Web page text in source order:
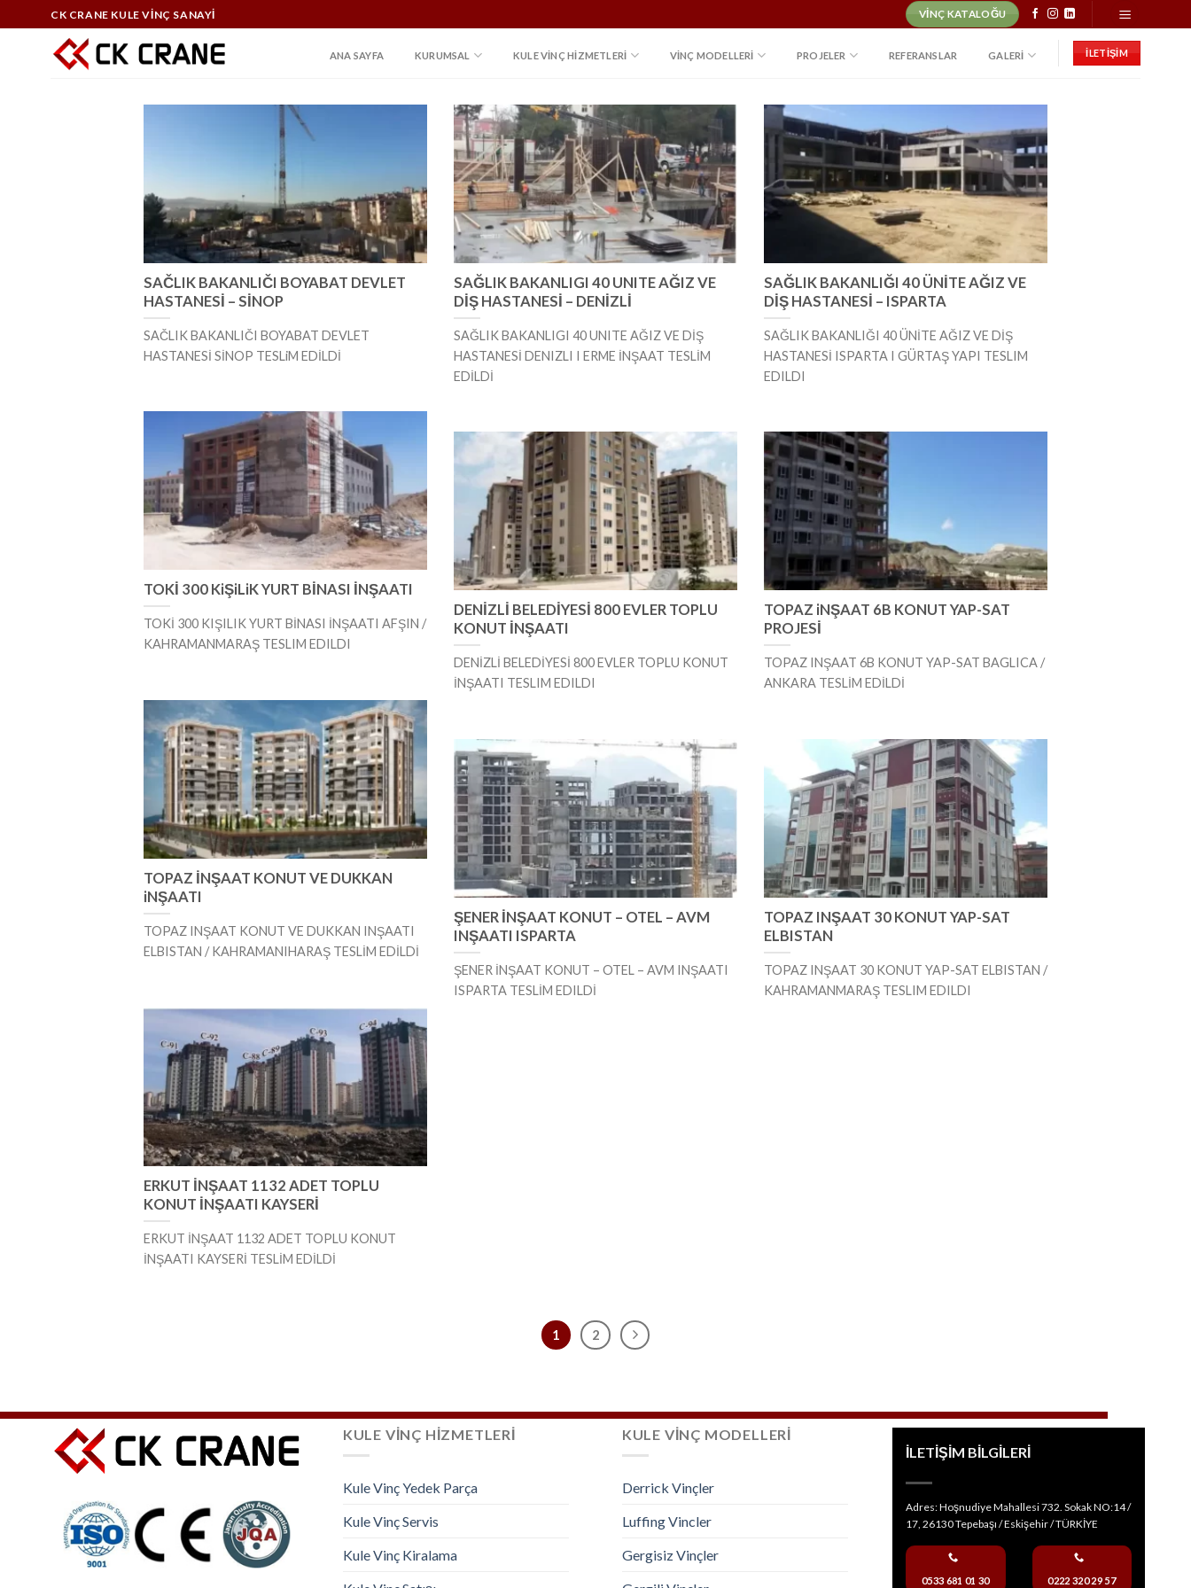
to
CK CRANE KULE VİNÇ SANAYİ VINÇ KATALOĞU
ANA SAYFA KURUMSAL KULE VINÇ HIZMETLERI VİNÇ MODELLERİ PROJELER REFERANSLAR GALERI İLETİŞİM
SAČLIK BAKANLIČI BOYABAT DEVLET
HASTANESİ – SİNOP
SAČLIK BAKANLIČI BOYABAT DEVLET
HASTANESİ SİNOP TESLiM EDİLDİ
SAĞLIK BAKANLIGI 40 UNITE AĞIZ VE
DİŞ HASTANESİ – DENİZLİ
SAĞLIK BAKANLIGI 40 UNITE AĞIZ VE DİŞ
HASTANESİ DENIZLI I ERME İNŞAAT TESLİM
EDİLDİ
SAĞLIK BAKANLIĞI 40 ÜNİTE AĞIZ VE
DİŞ HASTANESİ – ISPARTA
SAĞLIK BAKANLIĞI 40 ÜNİTE AĞIZ VE DİŞ
HASTANESİ ISPARTA I GÜRTAŞ YAPI TESLIM
EDILDI
TOKİ 300 KiŞiLiK YURT BİNASI İNŞAATI
TOKİ 300 KIŞILIK YURT BİNASI İNŞAATI AFŞIN /
KAHRAMANMARAŞ TESLIM EDILDI
DENİZLİ BELEDİYESİ 800 EVLER TOPLU
KONUT İNŞAATI
DENİZLİ BELEDİYESİ 800 EVLER TOPLU KONUT
İNŞAATI TESLIM EDILDI
TOPAZ iNŞAAT 6B KONUT YAP-SAT
PROJESİ
TOPAZ INŞAAT 6B KONUT YAP-SAT BAGLICA /
ANKARA TESLİM EDİLDİ
TOPAZ İNŞAAT KONUT VE DUKKAN
iNŞAATI
TOPAZ INŞAAT KONUT VE DUKKAN INŞAATI
ELBISTAN / KAHRAMANIHARAŞ TESLİM EDİLDİ
ŞENER İNŞAAT KONUT – OTEL – AVM
INŞAATI ISPARTA
ŞENER İNŞAAT KONUT – OTEL – AVM INŞAATI
ISPARTA TESLİM EDILDİ
TOPAZ INŞAAT 30 KONUT YAP-SAT
ELBISTAN
TOPAZ INŞAAT 30 KONUT YAP-SAT ELBISTAN /
KAHRAMANMARAŞ TESLIM EDILDI
ERKUT İNŞAAT 1132 ADET TOPLU
KONUT İNŞAATI KAYSERİ
ERKUT İNŞAAT 1132 ADET TOPLU KONUT
İNŞAATI KAYSERİ TESLİM EDİLDİ
1 2
KULE VİNÇ HİZMETLERİ
Kule Vinç Yedek Parça
Kule Vinç Servis
Kule Vinç Kiralama
KULE VİNÇ MODELLERİ
Derrick Vinçler
Luffing Vincler
Gergisiz Vinçler
İLETİŞİM BİLGİLERİ
Adres: Hoşnudiye Mahallesi 732. Sokak NO:14 /
17, 26130 Tepebaşı / Eskişehir / TÜRKİYE
0533 681 01 30 0222 320 29 57